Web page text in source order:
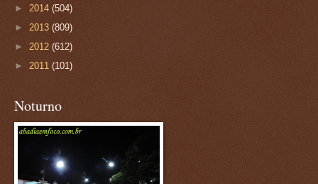
► 2014 (504)
► 2013 (809)
► 2012 (612)
► 2011 (101)
Noturno